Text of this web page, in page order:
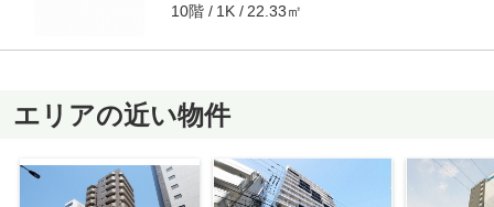
10階 1K 22.33㎡
エリアの近い物件